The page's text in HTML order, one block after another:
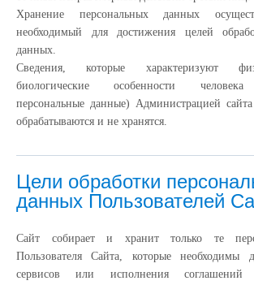
Хранение персональных данных
необходимый для достижения целей
данных.
Сведения, которые характеризуют
биологические особенности человека
персональные данные) Администрацией
обрабатываются и не хранятся.
Цели обработки
данных Пользователей
Сайт собирает и хранит только те
Пользователя Сайта, которые необходимы
сервисов или исполнения